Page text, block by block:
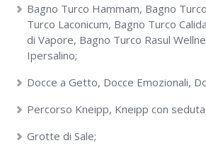
Bagno Turco Hammam, Bagno
Turco Laconicum, Bagno Turco
di Vapore, Bagno Turco Rasul
Ipersalino;
Docce a Getto, Docce Emozionali,
Percorso Kneipp, Kneipp con
Grotte di Sale;